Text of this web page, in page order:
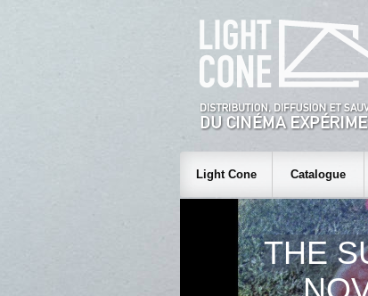
Light Cone Catalogue
THE